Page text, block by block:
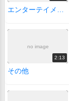
エンターテイメント
no image
2:13
その他